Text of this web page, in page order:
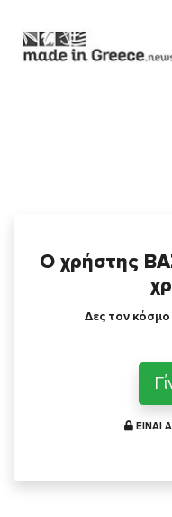
Ο χρήστης
Δες τον κόσμο
ΕΙΝΑΙ